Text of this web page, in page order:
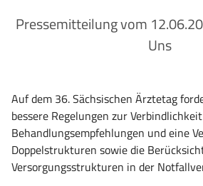
Pressemitteilung vom
Uns
Auf dem 36. Sächsischen Ärztetag
bessere Regelungen zur
Behandlungsempfehlungen und eine
Doppelstrukturen sowie die
Versorgungsstrukturen in der